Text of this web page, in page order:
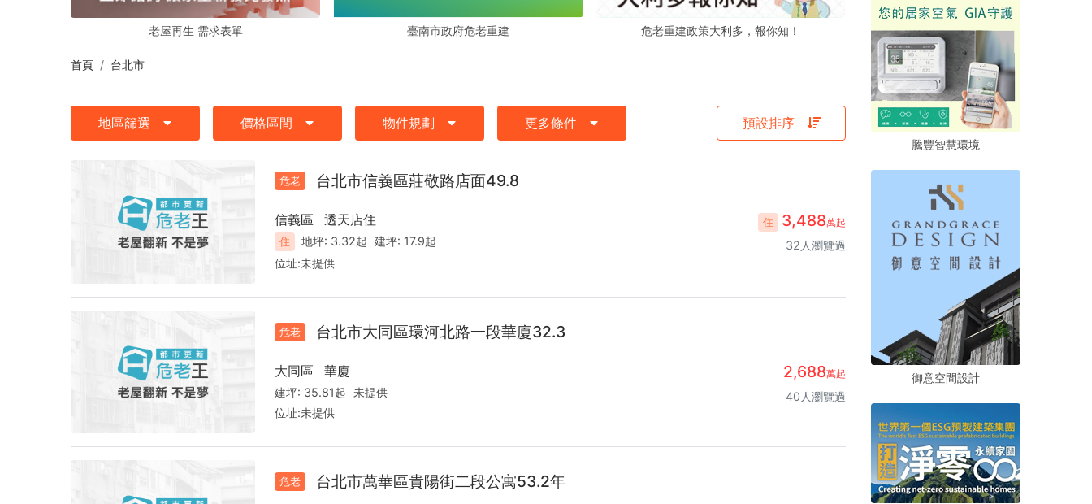
騰豐智慧環境
騰豐智慧環境
騰豐智慧環境
御意空間設計
御意空間設計
御意空間設計
老屋再生 需求表單 臺南市政府危老重建 危老重建政策大利多，報你知！
首頁 台北市
地區篩選 價格區間 物件規劃 更多條件 預設排序
危老 台北市信義區莊敬路店面49.8
住 3,488萬起
32人瀏覽過
信義區 透天店住
住 地坪: 3.32起 建坪: 17.9起
位址:未提供
危老 台北市大同區環河北路一段華廈32.3
2,688萬起
40人瀏覽過
大同區 華廈
建坪: 35.81起 未提供
位址:未提供
危老 台北市萬華區貴陽街二段公寓53.2年